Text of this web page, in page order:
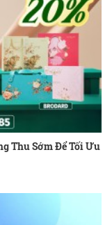
Thu Sớm Để Tối Ưu